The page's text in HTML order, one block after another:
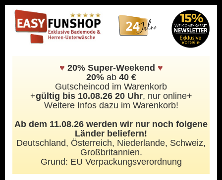
♥ 20% Super-Weekend ♥
20%ab 40 €
Gutscheincod im Warenkorb
+gültig bis 10.08.26 20 Uhr, nur online+
Weitere Infos dazu im Warenkorb!
Ab dem 11.08.26 werden wir nur noch folgene
Länder beliefern!
Deutschland, Österreich, Niederlande, Schweiz,
Großbritannien.
Grund: EU Verpackungsverordnung